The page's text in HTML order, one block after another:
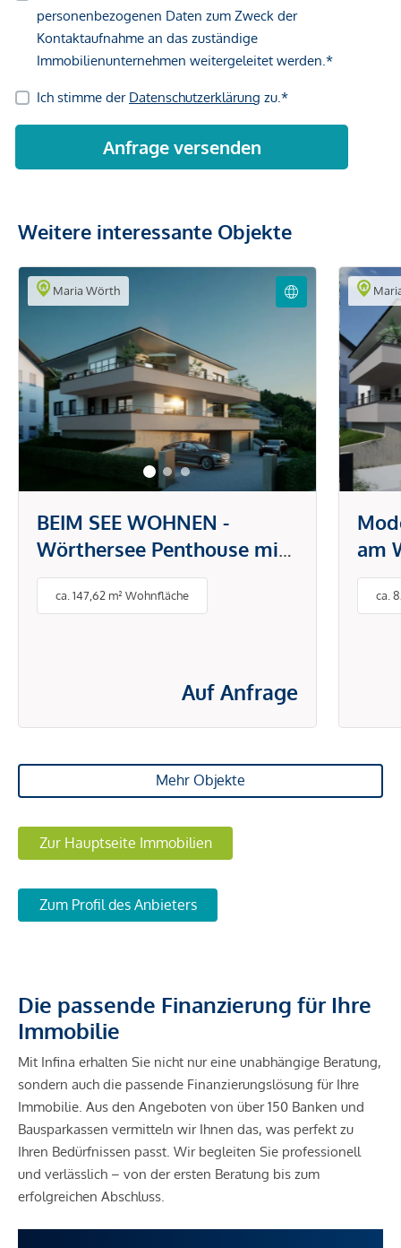
Weitere interessante Objekte
Maria Wörth
BEIM SEE WOHNEN -
Wörthersee Penthouse mit
Seeblick und
Marinastellplatz (optional)
ca. 147,62 m² Wohnfläche
Auf Anfrage
am
ca.
Mehr Objekte
Zur Hauptseite Immobilien
Zum Profil des Anbieters
Die passende Finanzierung für Ihre
Immobilie
Mit Infina erhalten Sie nicht nur eine unabhängige Beratung,
sondern auch die passende Finanzierungslösung für Ihre
Immobilie. Aus den Angeboten von über 150 Banken und
Bausparkassen vermitteln wir Ihnen das, was perfekt zu
Ihren Bedürfnissen passt. Wir begleiten Sie professionell
und verlässlich – von der ersten Beratung bis zum
erfolgreichen Abschluss.